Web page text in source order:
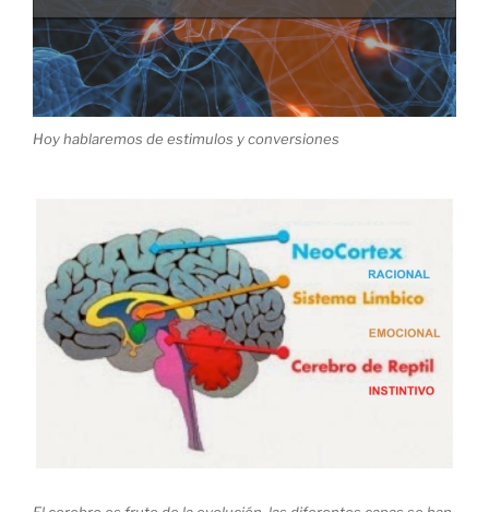
Hoy hablaremos de estimulos y conversiones